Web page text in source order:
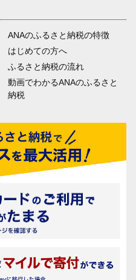
ANAのふるさと納税の特徴
はじめての方へ
ふるさと納税の流れ
動画でわかるANAのふるさと
納税